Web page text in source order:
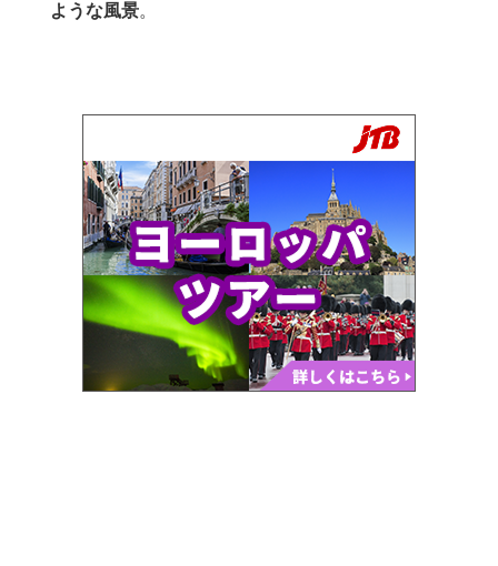
ような風景。